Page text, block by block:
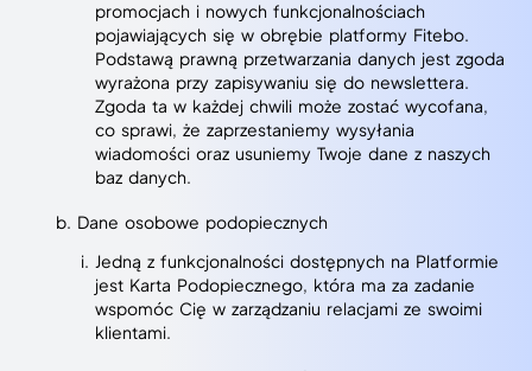
promocjach i nowych funkcjonalnościach
pojawiających się w obrębie platformy Fitebo.
Podstawą prawną przetwarzania danych jest zgoda
wyrażona przy zapisywaniu się do newslettera.
Zgoda ta w każdej chwili może zostać wycofana,
co sprawi, że zaprzestaniemy wysyłania
wiadomości oraz usuniemy Twoje dane z naszych
baz danych.
Dane osobowe podopiecznych
Jedną z funkcjonalności dostępnych na Platformie
jest Karta Podopiecznego, która ma za zadanie
wspomóc Cię w zarządzaniu relacjami ze swoimi
klientami.